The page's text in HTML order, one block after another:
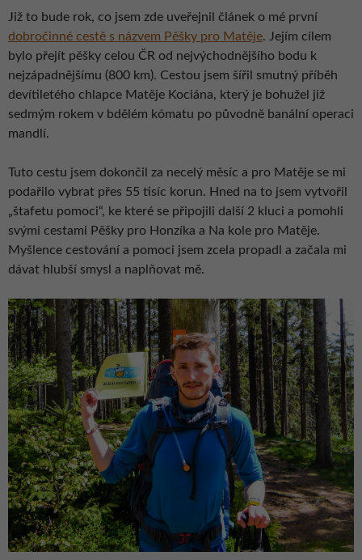
Již to bude rok, co jsem zde uveřejnil článek o mé první
dobročinné cestě s názvem Pěšky pro Matěje. Jejím cílem
bylo přejít pěšky celou ČR od nejvýchodnějšího bodu k
nejzápadnějšímu (800 km). Cestou jsem šířil smutný příběh
devítiletého chlapce Matěje Kociána, který je bohužel již
sedmým rokem v bdělém kómatu po původně banální operaci
mandlí.
Tuto cestu jsem dokončil za necelý měsíc a pro Matěje se mi
podařilo vybrat přes 55 tisíc korun. Hned na to jsem vytvořil
„štafetu pomoci“, ke které se připojili další 2 kluci a pomohli
svými cestami Pěšky pro Honzíka a Na kole pro Matěje.
Myšlence cestování a pomoci jsem zcela propadl a začala mi
dávat hlubší smysl a naplňovat mě.